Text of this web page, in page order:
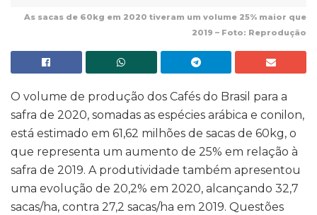
As sacas de 60kg em 2020 tiveram um volume 25% maior que
2019 – Foto: Reprodução
O volume de produção dos Cafés do Brasil para a
safra de 2020, somadas as espécies arábica e conilon,
está estimado em 61,62 milhões de sacas de 60kg, o
que representa um aumento de 25% em relação à
safra de 2019. A produtividade também apresentou
uma evolução de 20,2% em 2020, alcançando 32,7
sacas/ha, contra 27,2 sacas/ha em 2019. Questões